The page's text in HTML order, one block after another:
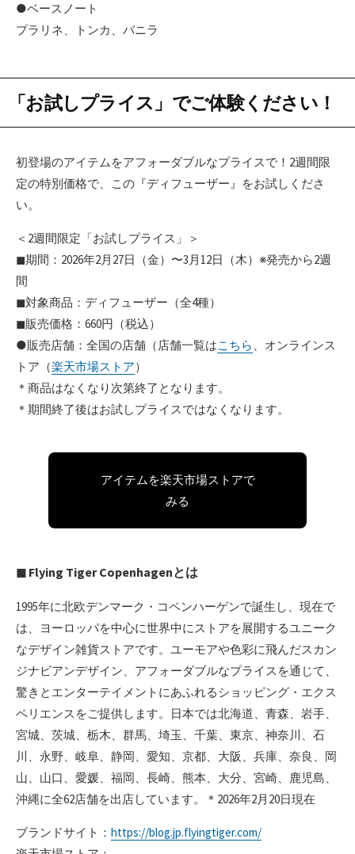
●ベースノート
プラリネ、トンカ、バニラ
「お試しプライス」でご体験ください！
初登場のアイテムをアフォーダブルなプライスで！2週間限
定の特別価格で、この『ディフューザー』をお試しくださ
い。
＜2週間限定「お試しプライス」＞
◼︎期間：2026年2月27日（金）〜3月12日（木）※発売から2週
間
◼︎対象商品：ディフューザー（全4種）
◼︎販売価格：660円（税込）
●販売店舗：全国の店舗（店舗一覧はこちら 、オンラインス
トア（楽天市場ストア）
＊商品はなくなり次第終了となります。
＊期間終了後はお試しプライスではなくなります。
アイテムを楽天市場ストアで
みる
◼︎ Flying Tiger Copenhagenとは
1995年に北欧デンマーク・コペンハーゲンで誕生し、現在で
は、ヨーロッパを中心に世界中にストアを展開するユニーク
なデザイン雑貨ストアです。ユーモアや色彩に飛んだスカン
ジナビアンデザイン、アフォーダブルなプライスを通じて、
驚きとエンターテイメントにあふれるショッピング・エクス
ペリエンスをご提供します。日本では北海道、青森、岩手、
宮城、茨城、栃木、群馬、埼玉、千葉、東京、神奈川、石
川、永野、岐阜、静岡、愛知、京都、大阪、兵庫、奈良、岡
山、山口、愛媛、福岡、長崎、熊本、大分、宮崎、鹿児島、
沖縄に全62店舗を出店しています。＊2026年2月20日現在
ブランドサイト： https://blog.jp.flyingtiger.com/